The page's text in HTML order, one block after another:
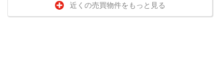
近くの売買物件をもっと見る